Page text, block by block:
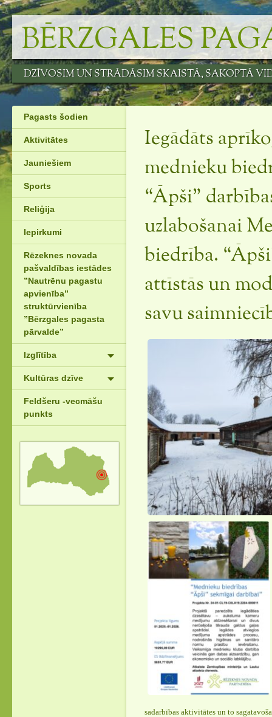
Skip
content
BĒRZGALES
DZĪVOSIM UN STRĀDĀSIM SKAISTĀ, SAKOPTĀ
Pagasts šodien
Aktivitātes
Jauniešiem
Sports
Reliģija
Iepirkumi
Rēzeknes novada
pašvaldības iestādes
”Nautrēnu pagastu
apvienība”
struktūrvienība
”Bērzgales pagasta
pārvalde”
Izglītība
Kultūras dzīve
Feldšeru -vecmāšu
punkts
Iegādāts
mednieku
“Āpši”
uzlabošanai
biedrība.
attīstās un
savu
sadarbības aktivitātes un to